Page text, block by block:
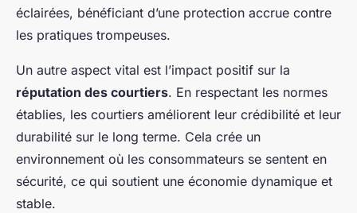
éclairées, bénéficiant d’une protection accrue contre
les pratiques trompeuses.
Un autre aspect vital est l’impact positif sur la
réputation des courtiers. En respectant les normes
établies, les courtiers améliorent leur crédibilité et leur
durabilité sur le long terme. Cela crée un
environnement où les consommateurs se sentent en
sécurité, ce qui soutient une économie dynamique et
stable.